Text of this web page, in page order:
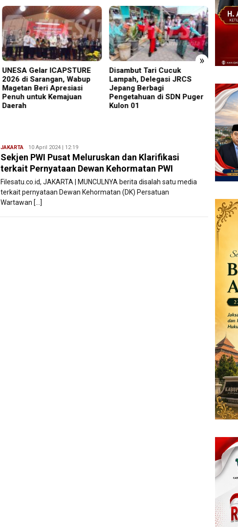
»
Disambut Tari Cucuk
Lampah, Delegasi JRCS
Jepang Berbagi
Pengetahuan di SDN Puger
Kulon 01
Hasil Mediasi Dinilai “Nol”,
Warga Desa Kurup Siap
Gelar Aksi ke PT KIT
JAKARTA Ryan
Karawang
10 April 2024 | 12:19
Sekjen PWI Pusat Meluruskan dan Klarifikasi
terkait Pernyataan Dewan Kehormatan PWI
Filesatu.co.id, JAKARTA | MUNCULNYA berita disalah satu media
terkait pernyataan Dewan Kehormatan (DK) Persatuan
Wartawan […]